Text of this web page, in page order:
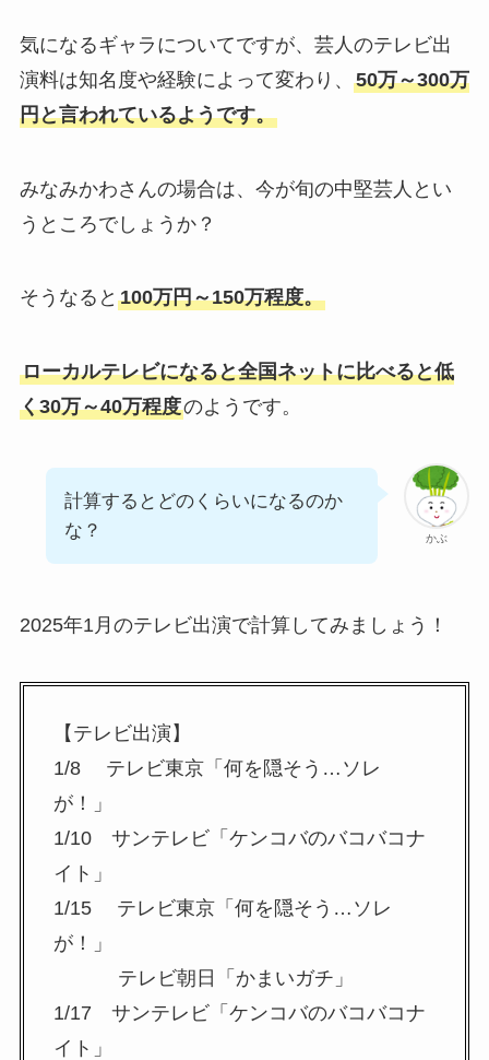
気になるギャラについてですが、芸人のテレビ出
演料は知名度や経験によって変わり、 50万～300万
円と言われているようです。
みなみかわさんの場合は、今が旬の中堅芸人とい
うところでしょうか？
そうなると 100万円～150万程度。
ローカルテレビになると全国ネットに比べると低
く30万～40万程度のようです。
かぶ
計算するとどのくらいになるのか
な？
2025年1月のテレビ出演で計算してみましょう！
【テレビ出演】
1/8 テレビ東京「何を隠そう…ソレ
が！」
1/10 サンテレビ「ケンコバのバコバコナ
イト」
1/15 テレビ東京「何を隠そう…ソレ
が！」
テレビ朝日「かまいガチ」
1/17 サンテレビ「ケンコバのバコバコナ
イト」